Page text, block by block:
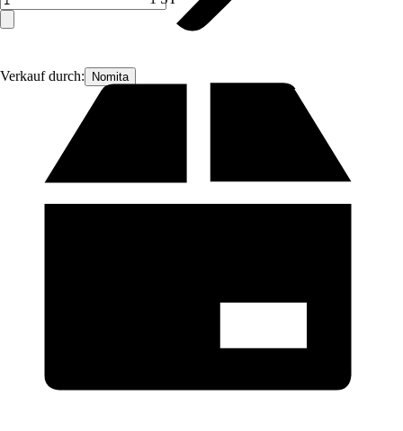
Verkauf durch: Nomita